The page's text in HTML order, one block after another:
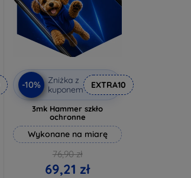
-10%
Zniżka z
kuponem
EXTRA10
3mk Hammer szkło
ochronne
Wykonane na miarę
76,90 zł
69,21 zł